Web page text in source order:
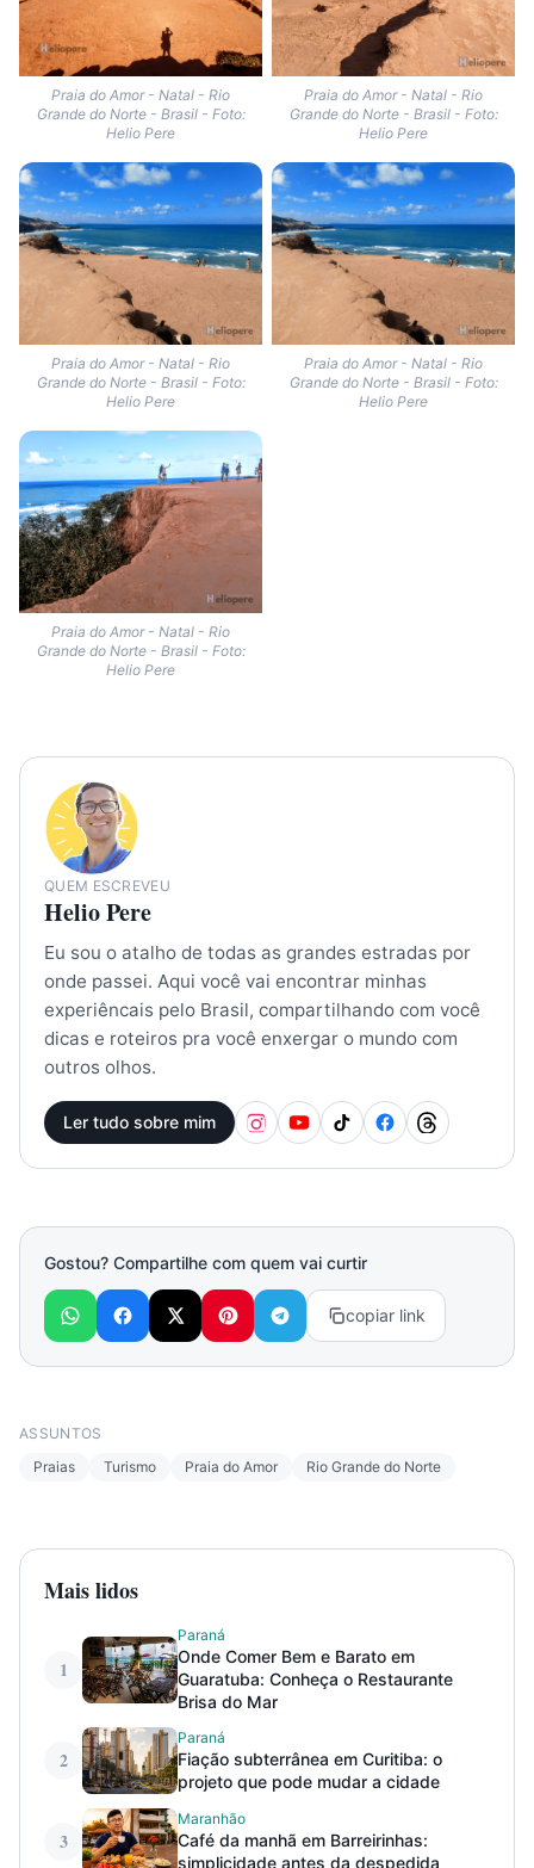
Praia do Amor - Natal - Rio
Grande do Norte - Brasil - Foto:
Helio Pere
Praia do Amor - Natal - Rio
Grande do Norte - Brasil - Foto:
Helio Pere
Praia do Amor - Natal - Rio
Grande do Norte - Brasil - Foto:
Helio Pere
Praia do Amor - Natal - Rio
Grande do Norte - Brasil - Foto:
Helio Pere
Praia do Amor - Natal - Rio
Grande do Norte - Brasil - Foto:
Helio Pere
QUEM ESCREVEU
Helio Pere
Eu sou o atalho de todas as grandes estradas por
onde passei. Aqui você vai encontrar minhas
experiêncais pelo Brasil, compartilhando com você
dicas e roteiros pra você enxergar o mundo com
outros olhos.
Ler tudo sobre mim
Gostou? Compartilhe com quem vai curtir
copiar link
ASSUNTOS
Praias
Turismo Praia do Amor Rio Grande do Norte
Mais lidos
1
Paraná
Onde Comer Bem e Barato em
Guaratuba: Conheça o Restaurante
Brisa do Mar
2
Paraná
Fiação subterrânea em Curitiba: o
projeto que pode mudar a cidade
3
Maranhão
Café da manhã em Barreirinhas:
simplicidade antes da despedida